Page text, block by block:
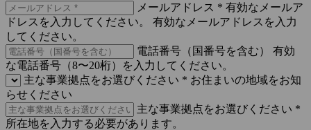
メールアドレス * 有効なメールア
ドレスを入力してください。
有効なメールアドレスを入力
してください。
電話番号（国番号を含む）
有効
な電話番号（8〜20桁）を入力してください。
主な事業拠点をお選びください * お住まいの地域をお知
らせください
主な事業拠点をお選びください *
所在地を入力する必要があります。